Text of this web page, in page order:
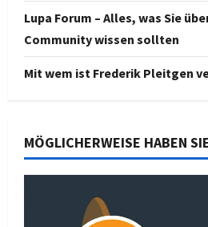
Lupa Forum – Alles, was Sie
Community wissen sollten
Mit wem ist Frederik Pleitgen
MÖGLICHERWEISE HABEN